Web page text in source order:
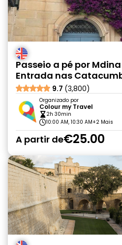
Passeio a pé por
Entrada nas
9.7 (3,800)
Organizado por
Colour my Travel
2h 30min
10:00 AM, 10:30 AM+2 Mais
A partir de€25.00